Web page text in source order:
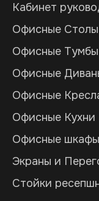
Кабинет
Офисные Столы
Офисные Тумбы
Офисные
Офисные
Офисные Кухни
Офисные шкафы
Экраны и
Стойки